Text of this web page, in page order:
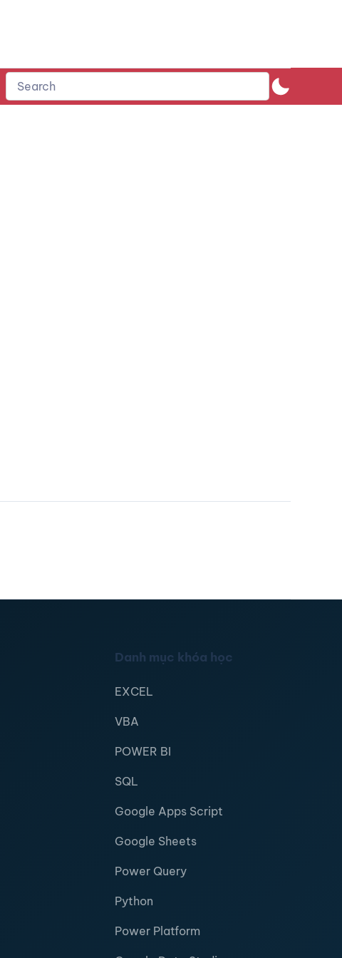
Danh mục khóa học
EXCEL
VBA
POWER BI
SQL
Google Apps Script
Google Sheets
Power Query
Python
Power Platform